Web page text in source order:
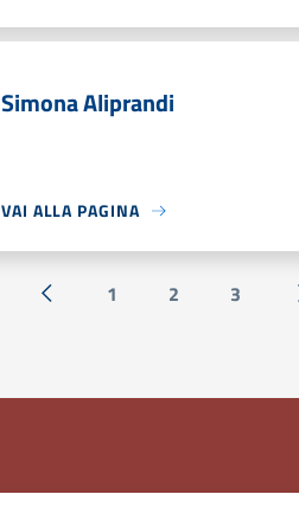
Simona Aliprandi
VAI ALLA PAGINA
« Precedente
1 2 3